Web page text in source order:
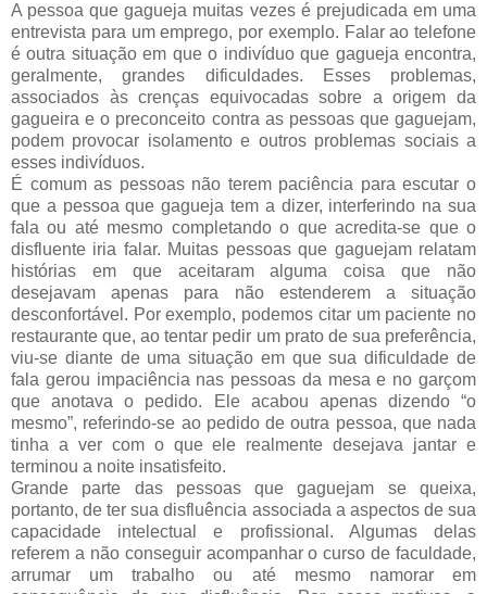
A pessoa que gagueja muitas vezes é prejudicada em uma
entrevista para um emprego, por exemplo. Falar ao telefone
é outra situação em que o indivíduo que gagueja encontra,
geralmente, grandes dificuldades. Esses problemas,
associados às crenças equivocadas sobre a origem da
gagueira e o preconceito contra as pessoas que gaguejam,
podem provocar isolamento e outros problemas sociais a
esses indivíduos.
É comum as pessoas não terem paciência para escutar o
que a pessoa que gagueja tem a dizer, interferindo na sua
fala ou até mesmo completando o que acredita-se que o
disfluente iria falar. Muitas pessoas que gaguejam relatam
histórias em que aceitaram alguma coisa que não
desejavam apenas para não estenderem a situação
desconfortável. Por exemplo, podemos citar um paciente no
restaurante que, ao tentar pedir um prato de sua preferência,
viu-se diante de uma situação em que sua dificuldade de
fala gerou impaciência nas pessoas da mesa e no garçom
que anotava o pedido. Ele acabou apenas dizendo “o
mesmo”, referindo-se ao pedido de outra pessoa, que nada
tinha a ver com o que ele realmente desejava jantar e
terminou a noite insatisfeito.
Grande parte das pessoas que gaguejam se queixa,
portanto, de ter sua disfluência associada a aspectos de sua
capacidade intelectual e profissional. Algumas delas
referem a não conseguir acompanhar o curso de faculdade,
arrumar um trabalho ou até mesmo namorar em